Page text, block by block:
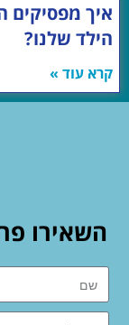
איך מפסיקים
הילד שלנו?
קרא עוד »
השאירו